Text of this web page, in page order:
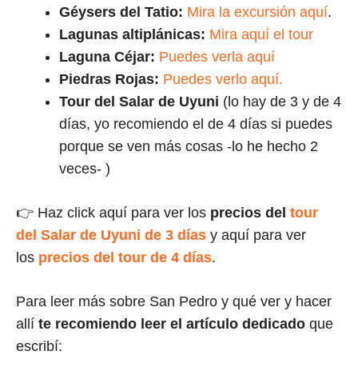
Géysers del Tatio: Mira la excursión aquí.
Lagunas altiplánicas: Mira aquí el tour
Laguna Céjar: Puedes verla aquí
Piedras Rojas: Puedes verlo aquí.
Tour del Salar de Uyuni (lo hay de 3 y de 4
días, yo recomiendo el de 4 días si puedes
porque se ven más cosas -lo he hecho 2
veces- )
👉 Haz click aquí para ver los precios del tour
del Salar de Uyuni de 3 días y aquí para ver
los precios del tour de 4 días.
Para leer más sobre San Pedro y qué ver y hacer
allí te recomiendo leer el artículo dedicado que
escribí: